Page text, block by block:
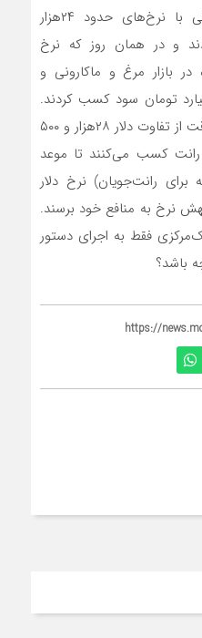
از تفاوت نرخ دلار ۴۲۰۰تومانی با نرخ‌های حدود ۲۴‌هزار
و در همان روز که نرخ
در بازار مرغ و ماکارونی و
تومان سود کسب کردند.
اکنون نیز این گروه‌‌‌ها تا چند وقت از تفاوت دلار ۲۸‌هزار و ۵۰۰
تومانی رانت کسب می‌کنند تا موعد
برای رانت‌جویان) نرخ دلار
و از جهش نرخ به منافع خود برسند.
فقط به اجرای دستور
باشد؟
https://